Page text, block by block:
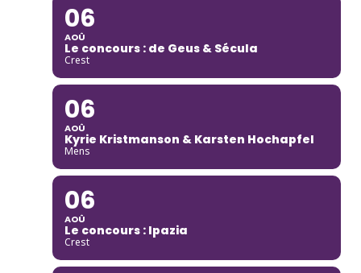
06
AOÛ
Le concours : de Geus & Sécula
Crest
06
AOÛ
Kyrie Kristmanson & Karsten Hochapfel
Mens
06
AOÛ
Le concours : Ipazia
Crest